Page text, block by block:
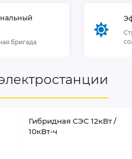
бригада
Гибридная СЭС 12кВт /
10кВт-ч